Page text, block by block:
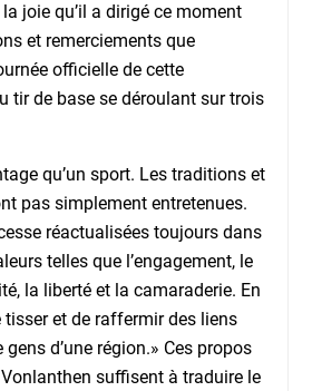
la joie qu’il a dirigé ce moment
et remerciements que
officielle de cette
tir de base se déroulant sur trois
qu’un sport. Les traditions et
pas simplement entretenues.
réactualisées toujours dans
telles que l’engagement, le
la liberté et la camaraderie. En
tisser et de raffermir des liens
d’une région.» Ces propos
suffisent à traduire le